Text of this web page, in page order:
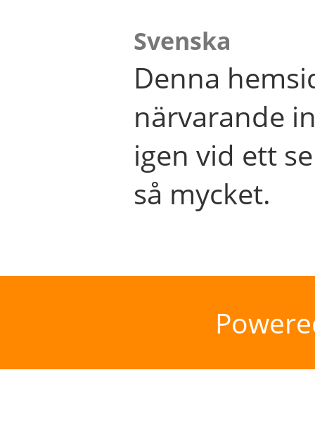
Svenska
Denna
närvarande
igen vid ett
så mycket.